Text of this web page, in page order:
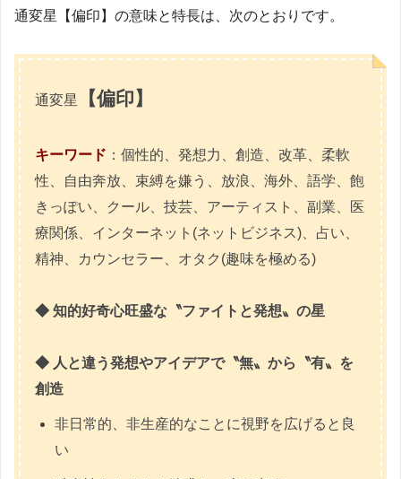
通変星【偏印】の意味と特長は、次のとおりです。
通変星 【偏印】
キーワード ：個性的、発想力、創造、改革、柔軟
性、自由奔放、束縛を嫌う、放浪、海外、語学、飽
きっぽい、クール、技芸、アーティスト、副業、医
療関係、インターネット(ネットビジネス)、占い、
精神、カウンセラー、オタク(趣味を極める)
◆ 知的好奇心旺盛な 〝ファイトと発想〟 の星
◆ 人と違う発想やアイデアで〝無〟 から 〝有〟 を
創造
非日常的、非生産的なことに視野を広げると良
い